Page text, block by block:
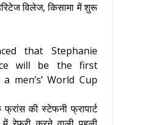
विलेज, किसामा में शुरू
that Stephanie
will be the first
men’s’ World Cup
की स्टेफनी फ्रापार्ट